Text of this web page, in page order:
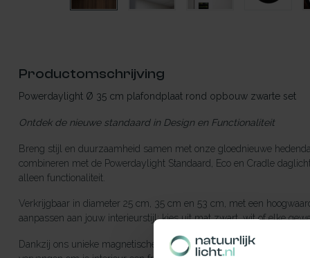
Productomschrijving
Powerdaylight Ø 35 cm plafondplaat rond opbouw zwarte set
Ontdek de nieuwe standaard in Design en Functionaliteit
Breng stijl en duurzaamheid samen met onze gloednieuwe
combineren met de Powerdaylight Standaard, Eco en Cradle
alleen functionaliteit.
Verkrijgbaar in diameter 25 cm, 35 cm en 53 cm, met een
aanpassen aan jouw interieurstijl: kies uit mat zwart, wit of elke
Dankzij ons unieke magnetische kliksysteem zijn schroeven